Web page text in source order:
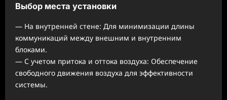
Выбор места установки
— На внутренней стене: Для минимизации длины
коммуникаций между внешним и внутренним
блоками.
— С учетом притока и оттока воздуха: Обеспечение
свободного движения воздуха для эффективности
системы.